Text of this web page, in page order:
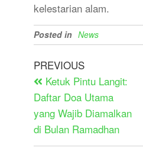
kelestarian alam.
Posted in News
PREVIOUS
Ketuk Pintu Langit:
Daftar Doa Utama
yang Wajib Diamalkan
di Bulan Ramadhan